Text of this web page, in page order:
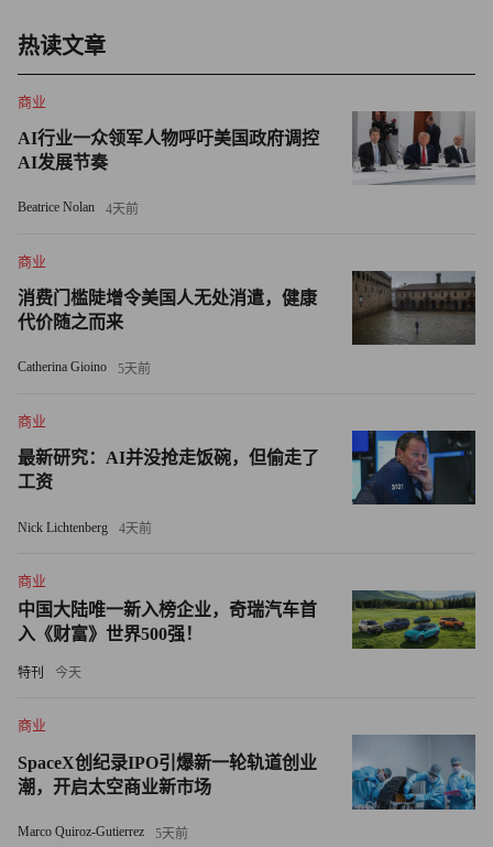
更多数据也印证了这一趋势：当前房价对Z世代和千禧一代
来说已变得难以承受，首次购房者人数创下历史新低。根据
今年7月美国全国房地产经纪人协会（NAR）向《财富》提
供的数据，2004年美国首次购房者人数接近320万；而到
2024年末，这一数字已骤降至仅 114万。
“我们正见证传统买房升级的路径重塑，”The Corcoran
Group房地产经纪人亚历山德拉・古普塔此前向《财富》表
示，该公司由《创智赢家》明星，投资人及房地产界传奇人
拥有一套自己的房子已变得遥不可及，”古普塔补充道。还
有一部分人主要依赖家人支持。
出50%以上，收入却未能实现相应增长。
为应对这一挑战，很多年轻购房者正考虑与朋友或家人共同
的购房者正适应变化。他们愿意尽一切努力积累资产，获得
的稳定生活，这也意味着以父辈从未设想过的方式拥有住
房。共同购房既体现了市场的限制，也展现了这一代人的智
热读文章
商业
AI行业一众领军人物呼吁美国政府调控
AI发展节奏
Beatrice Nolan 4天前
商业
消费门槛陡增令美国人无处消遣，健康
代价随之而来
Catherina Gioino 5天前
商业
最新研究：AI并没抢走饭碗，但偷走了
工资
Nick Lichtenberg 4天前
商业
中国大陆唯一新入榜企业，奇瑞汽车首
入《财富》世界500强！
特刊 今天
商业
SpaceX创纪录IPO引爆新一轮轨道创业
潮，开启太空商业新市场
Marco Quiroz-Gutierrez 5天前